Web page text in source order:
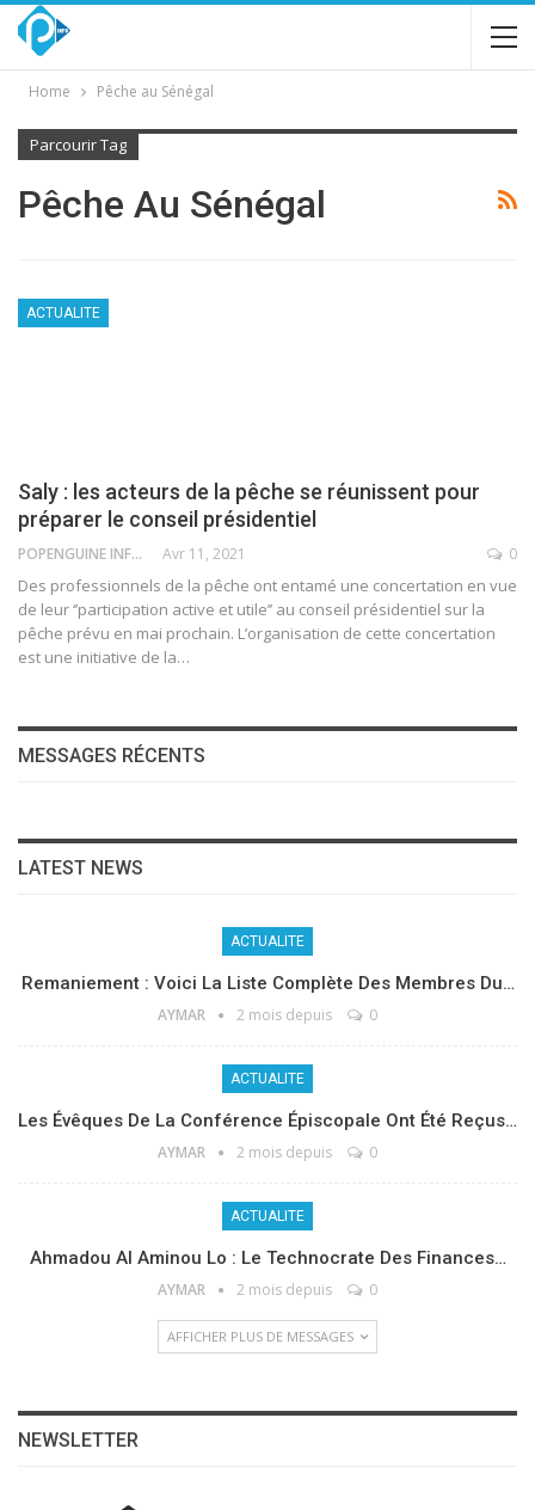
Home Pêche au Sénégal
Parcourir Tag
Pêche Au Sénégal
ACTUALITE
Saly : les acteurs de la pêche se réunissent pour
préparer le conseil présidentiel
POPENGUINE INFO Avr 11, 2021 0
Des professionnels de la pêche ont entamé une concertation en vue
de leur ‘’participation active et utile’’ au conseil présidentiel sur la
pêche prévu en mai prochain. L’organisation de cette concertation
est une initiative de la…
MESSAGES RÉCENTS
LATEST NEWS
ACTUALITE
Remaniement : Voici La Liste Complète Des Membres Du…
AYMAR 2 mois depuis 0
ACTUALITE
Les Évêques De La Conférence Épiscopale Ont Été Reçus…
AYMAR 2 mois depuis 0
ACTUALITE
Ahmadou Al Aminou Lo : Le Technocrate Des Finances…
AYMAR 2 mois depuis 0
AFFICHER PLUS DE MESSAGES
NEWSLETTER